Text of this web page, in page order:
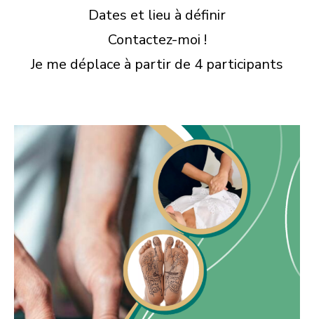
Dates et lieu à définir
Contactez-moi !
Je me déplace à partir de 4 participants